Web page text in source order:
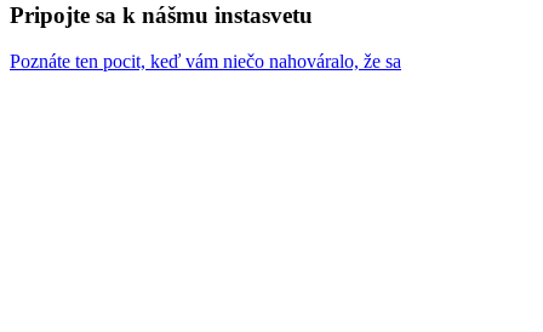
Pripojte sa k nášmu instasvetu
Poznáte ten pocit, keď vám niečo nahováralo, že sa